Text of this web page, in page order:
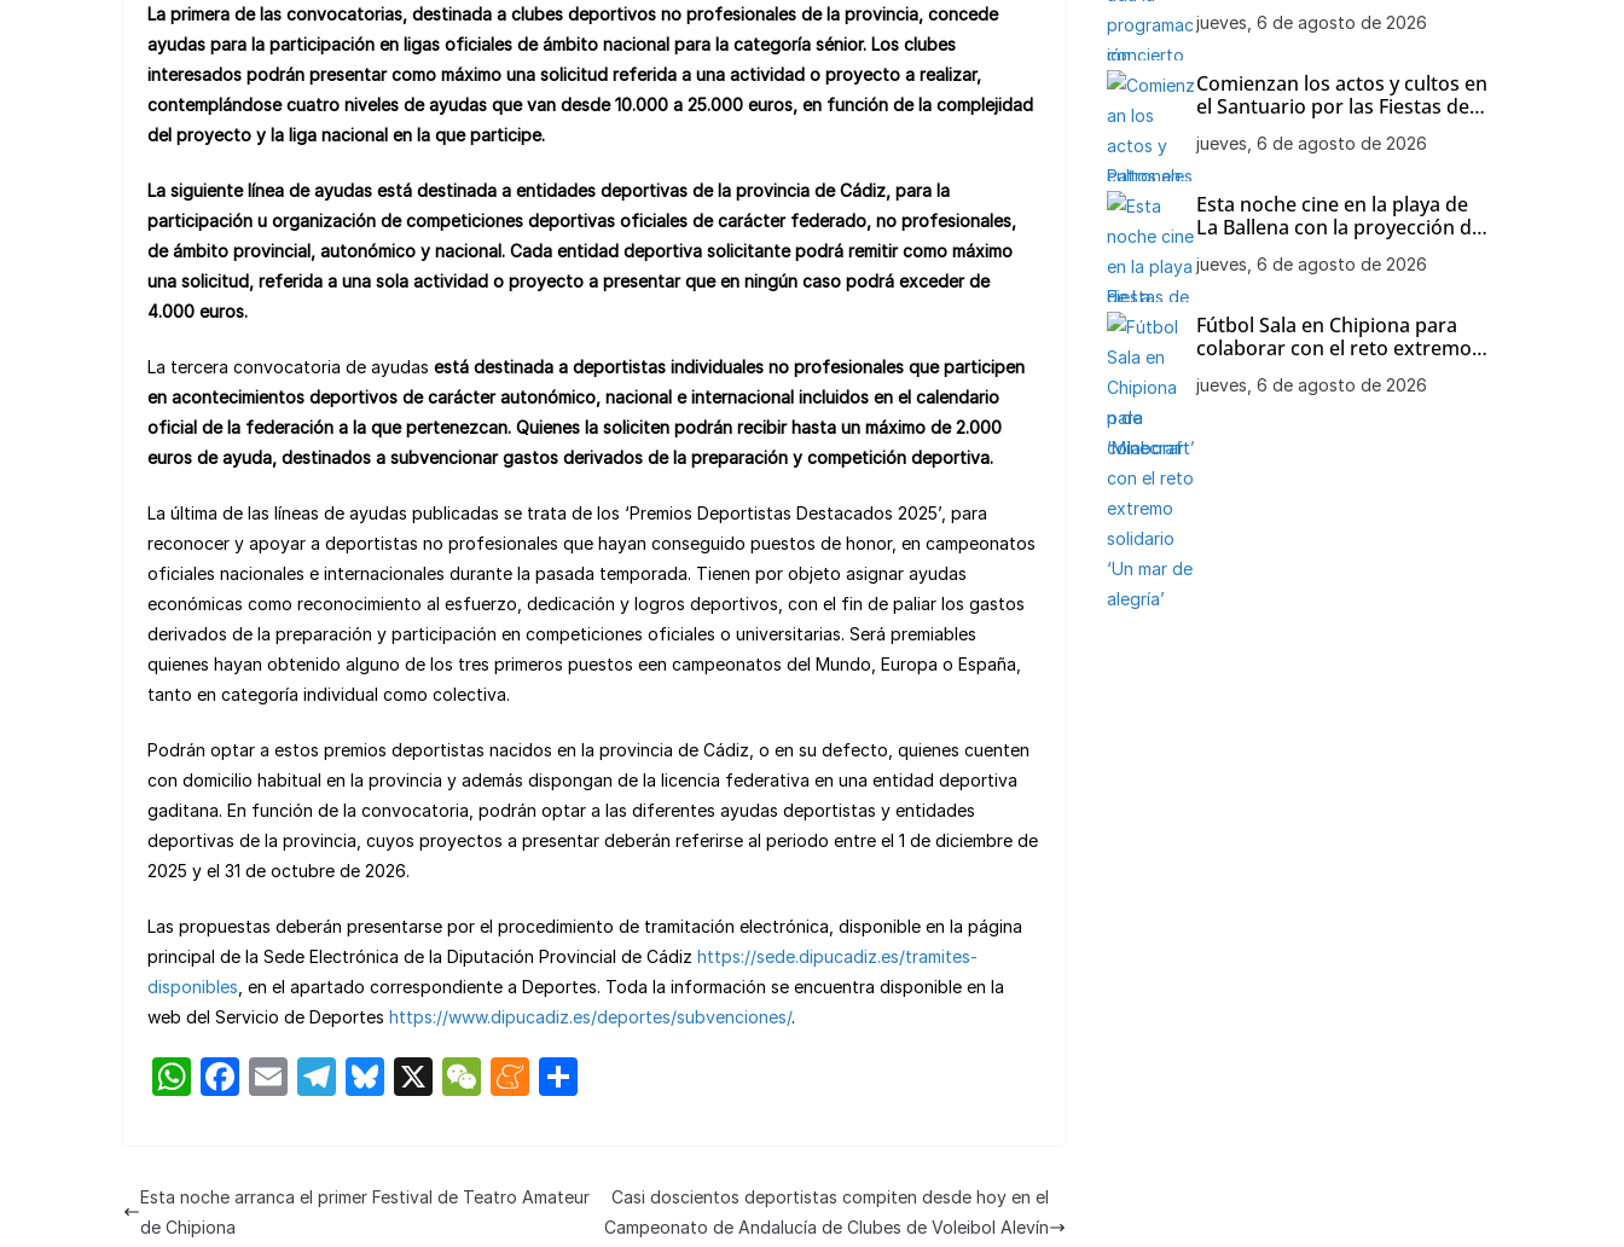
La primera de las convocatorias, destinada a clubes deportivos no profesionales de la provincia, concede
ayudas para la participación en ligas oficiales de ámbito nacional para la categoría sénior. Los clubes
interesados podrán presentar como máximo una solicitud referida a una actividad o proyecto a realizar,
contemplándose cuatro niveles de ayudas que van desde 10.000 a 25.000 euros, en función de la complejidad
del proyecto y la liga nacional en la que participe.
La siguiente línea de ayudas está destinada a entidades deportivas de la provincia de Cádiz, para la
participación u organización de competiciones deportivas oficiales de carácter federado, no profesionales,
de ámbito provincial, autonómico y nacional. Cada entidad deportiva solicitante podrá remitir como máximo
una solicitud, referida a una sola actividad o proyecto a presentar que en ningún caso podrá exceder de
4.000 euros.
La tercera convocatoria de ayudas está destinada a deportistas individuales no profesionales que participen
en acontecimientos deportivos de carácter autonómico, nacional e internacional incluidos en el calendario
oficial de la federación a la que pertenezcan. Quienes la soliciten podrán recibir hasta un máximo de 2.000
euros de ayuda, destinados a subvencionar gastos derivados de la preparación y competición deportiva.
La última de las líneas de ayudas publicadas se trata de los ‘Premios Deportistas Destacados 2025’, para
reconocer y apoyar a deportistas no profesionales que hayan conseguido puestos de honor, en campeonatos
oficiales nacionales e internacionales durante la pasada temporada. Tienen por objeto asignar ayudas
económicas como reconocimiento al esfuerzo, dedicación y logros deportivos, con el fin de paliar los gastos
derivados de la preparación y participación en competiciones oficiales o universitarias. Será premiables
quienes hayan obtenido alguno de los tres primeros puestos een campeonatos del Mundo, Europa o España,
tanto en categoría individual como colectiva.
Podrán optar a estos premios deportistas nacidos en la provincia de Cádiz, o en su defecto, quienes cuenten
con domicilio habitual en la provincia y además dispongan de la licencia federativa en una entidad deportiva
gaditana. En función de la convocatoria, podrán optar a las diferentes ayudas deportistas y entidades
deportivas de la provincia, cuyos proyectos a presentar deberán referirse al periodo entre el 1 de diciembre de
2025 y el 31 de octubre de 2026.
Las propuestas deberán presentarse por el procedimiento de tramitación electrónica, disponible en la página
principal de la Sede Electrónica de la Diputación Provincial de Cádiz https://sede.dipucadiz.es/tramites-
disponibles, en el apartado correspondiente a Deportes. Toda la información se encuentra disponible en la
web del Servicio de Deportes https://www.dipucadiz.es/deportes/subvenciones/.
W
s
A
F
e
E
T
gr
Bl
s
X
W
h
M
e p
ar
Esta noche arranca el primer Festival de Teatro Amateur
de Chipiona
Casi doscientos deportistas compiten desde hoy en el
Campeonato de Andalucía de Clubes de Voleibol Alevín
de Regla
jueves, 6 de agosto de 2026
Comienzan los actos y cultos en
el Santuario por las Fiestas de
jueves, 6 de agosto de 2026
Esta noche cine en la playa de
La Ballena con la proyección de
jueves, 6 de agosto de 2026
Fútbol Sala en Chipiona para
colaborar con el reto extremo
jueves, 6 de agosto de 2026